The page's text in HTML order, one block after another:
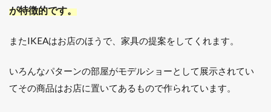
が特徴的です。
またIKEAはお店のほうで、家具の提案をしてくれます。
いろんなパターンの部屋がモデルショーとして展示されてい
てその商品はお店に置いてあるもので作られています。